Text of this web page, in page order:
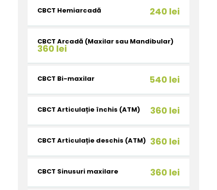
CBCT Hemiarcadă 240 lei
CBCT Arcadă (Maxilar sau Mandibular)
360 lei
CBCT Bi-maxilar 540 lei
CBCT Articulație închis (ATM) 360 lei
CBCT Articulație deschis (ATM) 360 lei
CBCT Sinusuri maxilare 360 lei